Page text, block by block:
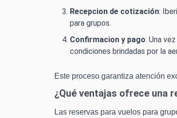
Recepcion de cotización:
para grupos.
Confirmacion y pago: Una
condiciones brindadas por la
Este proceso garantiza atención
¿Qué ventajas ofrece una
Las reservas para vuelos para